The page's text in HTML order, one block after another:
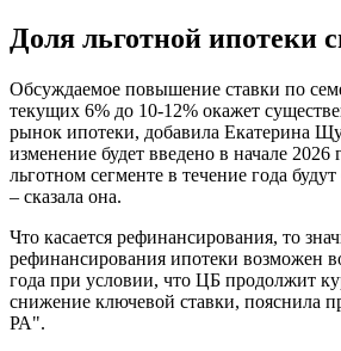
Доля льготной ипотеки
Обсуждаемое повышение ставки по
текущих 6% до 10-12% окажет
рынок ипотеки, добавила Екатерина
изменение будет введено в начале 2026
льготном сегменте в течение года
– сказала она.
Что касается рефинансирования, то
рефинансирования ипотеки возможен
года при условии, что ЦБ продолжит
снижение ключевой ставки, пояснила
РА".